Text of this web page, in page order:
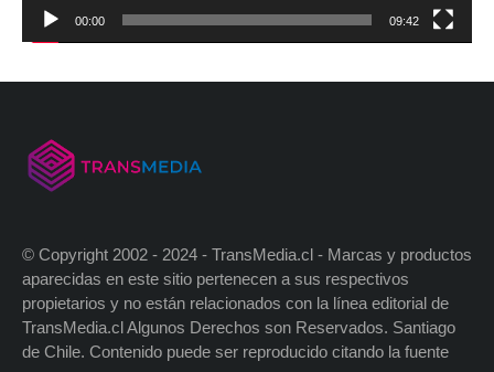
00:00 09:42
© Copyright 2002 - 2024 - TransMedia.cl - Marcas y productos
aparecidas en este sitio pertenecen a sus respectivos
propietarios y no están relacionados con la línea editorial de
TransMedia.cl Algunos Derechos son Reservados. Santiago
de Chile. Contenido puede ser reproducido citando la fuente